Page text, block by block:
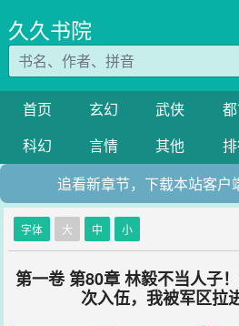
久久书院
首页 玄幻 武侠
科幻
言情 其他
追看新章节，下载本站客户
字体 大 中 小
第一卷 第80章 林毅不当人子
次入伍，我被军区拉